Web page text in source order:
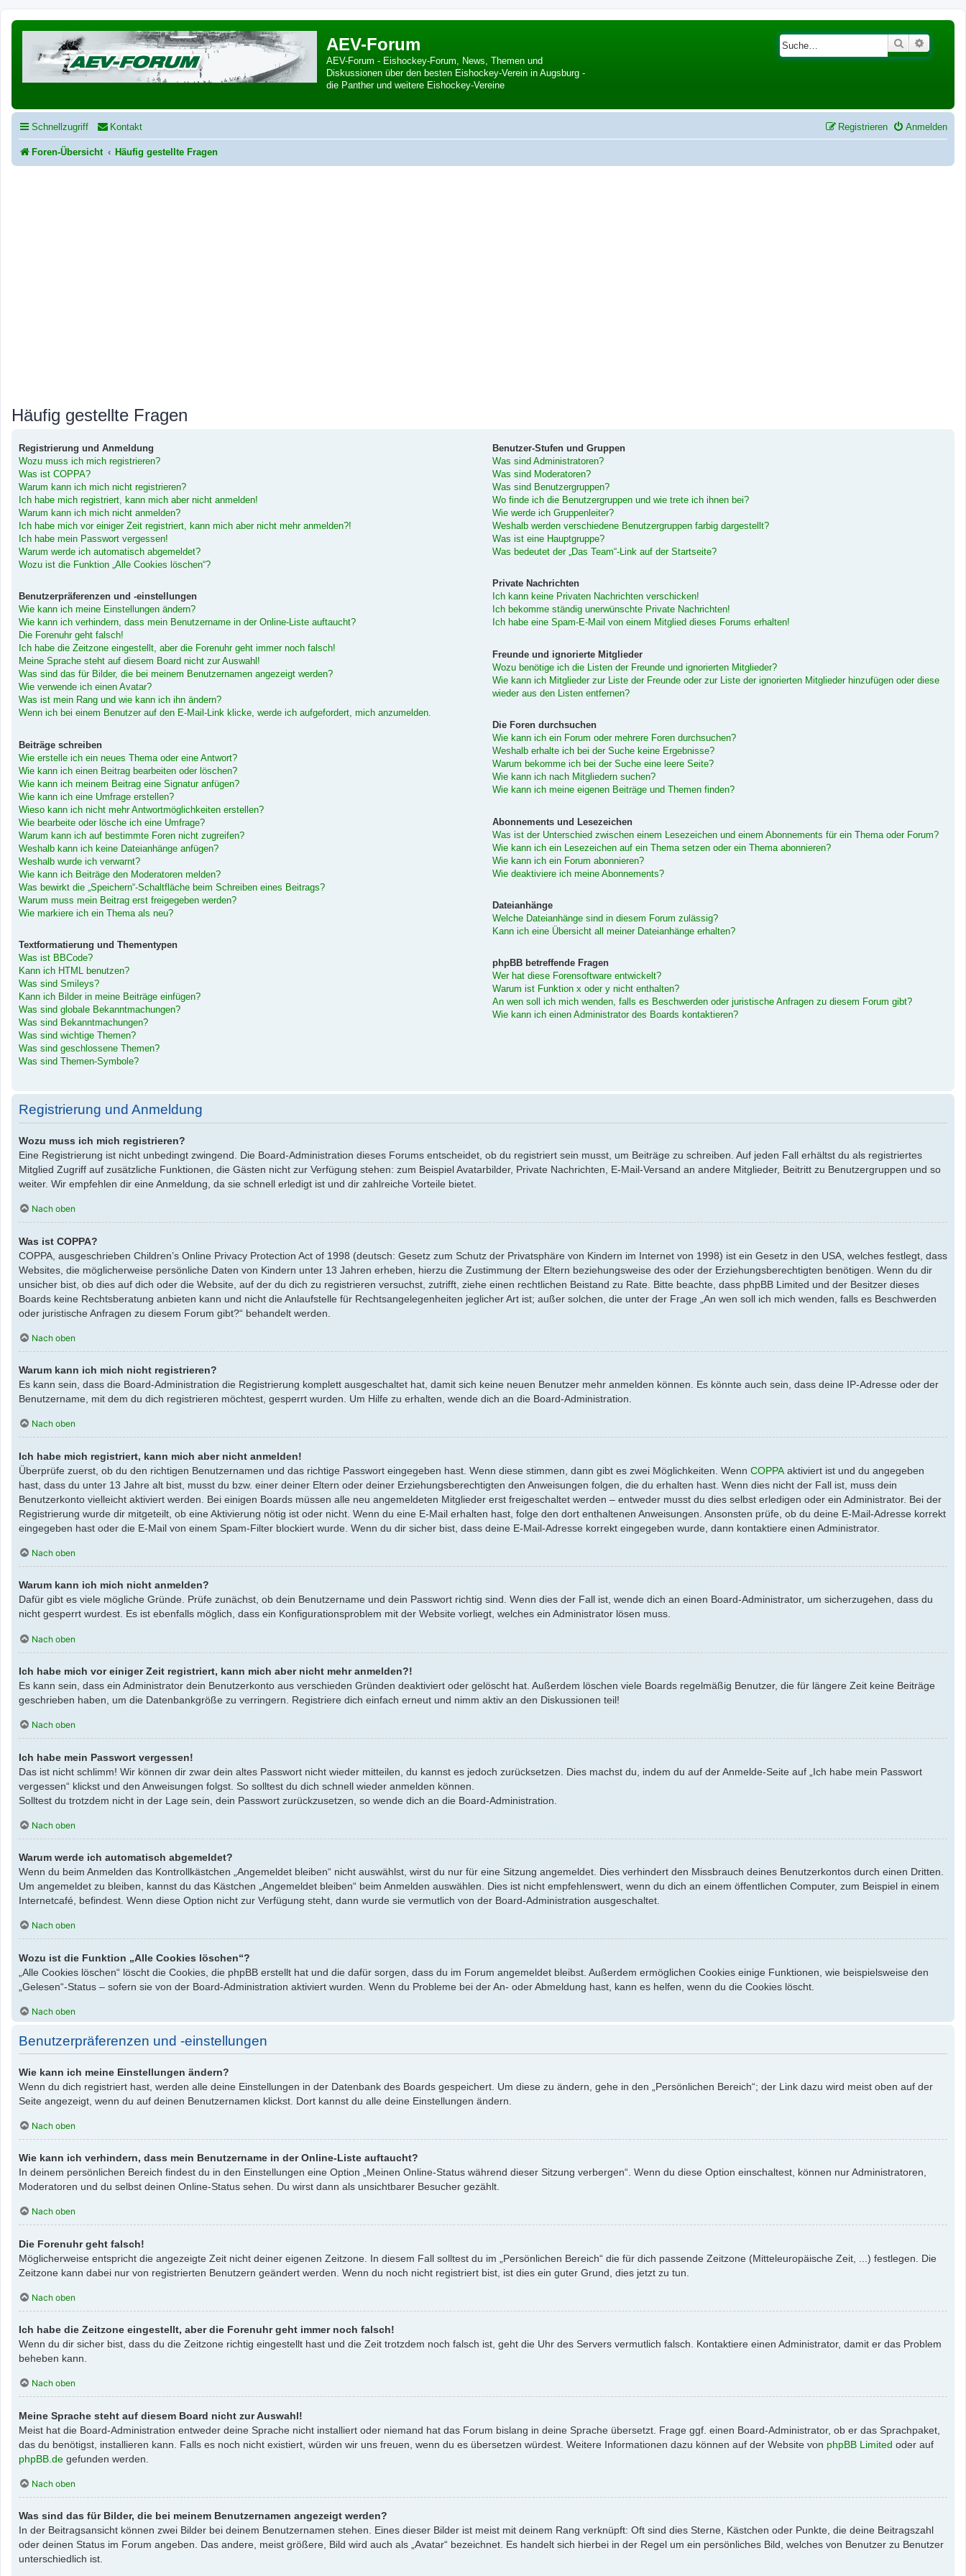
AEV-Forum
AEV-Forum - Eishockey-Forum, News, Themen und
Diskussionen über den besten Eishockey-Verein in Augsburg -
die Panther und weitere Eishockey-Vereine
Suche
Schnellzugriff Kontakt Anmelden
Registrieren
Foren-Übersicht Häufig gestellte Fragen
Häufig gestellte Fragen
Registrierung und Anmeldung
Wozu muss ich mich registrieren?
Was ist COPPA?
Warum kann ich mich nicht registrieren?
Ich habe mich registriert, kann mich aber nicht anmelden!
Warum kann ich mich nicht anmelden?
Ich habe mich vor einiger Zeit registriert, kann mich aber nicht mehr anmelden?!
Ich habe mein Passwort vergessen!
Warum werde ich automatisch abgemeldet?
Wozu ist die Funktion „Alle Cookies löschen“?
Benutzerpräferenzen und -einstellungen
Wie kann ich meine Einstellungen ändern?
Wie kann ich verhindern, dass mein Benutzername in der Online-Liste auftaucht?
Die Forenuhr geht falsch!
Ich habe die Zeitzone eingestellt, aber die Forenuhr geht immer noch falsch!
Meine Sprache steht auf diesem Board nicht zur Auswahl!
Was sind das für Bilder, die bei meinem Benutzernamen angezeigt werden?
Wie verwende ich einen Avatar?
Was ist mein Rang und wie kann ich ihn ändern?
Wenn ich bei einem Benutzer auf den E-Mail-Link klicke, werde ich aufgefordert, mich anzumelden.
Beiträge schreiben
Wie erstelle ich ein neues Thema oder eine Antwort?
Wie kann ich einen Beitrag bearbeiten oder löschen?
Wie kann ich meinem Beitrag eine Signatur anfügen?
Wie kann ich eine Umfrage erstellen?
Wieso kann ich nicht mehr Antwortmöglichkeiten erstellen?
Wie bearbeite oder lösche ich eine Umfrage?
Warum kann ich auf bestimmte Foren nicht zugreifen?
Weshalb kann ich keine Dateianhänge anfügen?
Weshalb wurde ich verwarnt?
Wie kann ich Beiträge den Moderatoren melden?
Was bewirkt die „Speichern“-Schaltfläche beim Schreiben eines Beitrags?
Warum muss mein Beitrag erst freigegeben werden?
Wie markiere ich ein Thema als neu?
Textformatierung und Thementypen
Was ist BBCode?
Kann ich HTML benutzen?
Was sind Smileys?
Kann ich Bilder in meine Beiträge einfügen?
Was sind globale Bekanntmachungen?
Was sind Bekanntmachungen?
Was sind wichtige Themen?
Was sind geschlossene Themen?
Was sind Themen-Symbole?
Benutzer-Stufen und Gruppen
Was sind Administratoren?
Was sind Moderatoren?
Was sind Benutzergruppen?
Wo finde ich die Benutzergruppen und wie trete ich ihnen bei?
Wie werde ich Gruppenleiter?
Weshalb werden verschiedene Benutzergruppen farbig dargestellt?
Was ist eine Hauptgruppe?
Was bedeutet der „Das Team“-Link auf der Startseite?
Private Nachrichten
Ich kann keine Privaten Nachrichten verschicken!
Ich bekomme ständig unerwünschte Private Nachrichten!
Ich habe eine Spam-E-Mail von einem Mitglied dieses Forums erhalten!
Freunde und ignorierte Mitglieder
Wozu benötige ich die Listen der Freunde und ignorierten Mitglieder?
Wie kann ich Mitglieder zur Liste der Freunde oder zur Liste der ignorierten Mitglieder hinzufügen oder diese
wieder aus den Listen entfernen?
Die Foren durchsuchen
Wie kann ich ein Forum oder mehrere Foren durchsuchen?
Weshalb erhalte ich bei der Suche keine Ergebnisse?
Warum bekomme ich bei der Suche eine leere Seite?
Wie kann ich nach Mitgliedern suchen?
Wie kann ich meine eigenen Beiträge und Themen finden?
Abonnements und Lesezeichen
Was ist der Unterschied zwischen einem Lesezeichen und einem Abonnements für ein Thema oder Forum?
Wie kann ich ein Lesezeichen auf ein Thema setzen oder ein Thema abonnieren?
Wie kann ich ein Forum abonnieren?
Wie deaktiviere ich meine Abonnements?
Dateianhänge
Welche Dateianhänge sind in diesem Forum zulässig?
Kann ich eine Übersicht all meiner Dateianhänge erhalten?
phpBB betreffende Fragen
Wer hat diese Forensoftware entwickelt?
Warum ist Funktion x oder y nicht enthalten?
An wen soll ich mich wenden, falls es Beschwerden oder juristische Anfragen zu diesem Forum gibt?
Wie kann ich einen Administrator des Boards kontaktieren?
Registrierung und Anmeldung
Wozu muss ich mich registrieren?
Eine Registrierung ist nicht unbedingt zwingend. Die Board-Administration dieses Forums entscheidet, ob du registriert sein musst, um Beiträge zu schreiben. Auf jeden Fall erhältst du als registriertes
Mitglied Zugriff auf zusätzliche Funktionen, die Gästen nicht zur Verfügung stehen: zum Beispiel Avatarbilder, Private Nachrichten, E-Mail-Versand an andere Mitglieder, Beitritt zu Benutzergruppen und so
weiter. Wir empfehlen dir eine Anmeldung, da sie schnell erledigt ist und dir zahlreiche Vorteile bietet.
Nach oben
Was ist COPPA?
COPPA, ausgeschrieben Children’s Online Privacy Protection Act of 1998 (deutsch: Gesetz zum Schutz der Privatsphäre von Kindern im Internet von 1998) ist ein Gesetz in den USA, welches festlegt, dass
Websites, die möglicherweise persönliche Daten von Kindern unter 13 Jahren erheben, hierzu die Zustimmung der Eltern beziehungsweise des oder der Erziehungsberechtigten benötigen. Wenn du dir
unsicher bist, ob dies auf dich oder die Website, auf der du dich zu registrieren versuchst, zutrifft, ziehe einen rechtlichen Beistand zu Rate. Bitte beachte, dass phpBB Limited und der Besitzer dieses
Boards keine Rechtsberatung anbieten kann und nicht die Anlaufstelle für Rechtsangelegenheiten jeglicher Art ist; außer solchen, die unter der Frage „An wen soll ich mich wenden, falls es Beschwerden
oder juristische Anfragen zu diesem Forum gibt?“ behandelt werden.
Nach oben
Warum kann ich mich nicht registrieren?
Es kann sein, dass die Board-Administration die Registrierung komplett ausgeschaltet hat, damit sich keine neuen Benutzer mehr anmelden können. Es könnte auch sein, dass deine IP-Adresse oder der
Benutzername, mit dem du dich registrieren möchtest, gesperrt wurden. Um Hilfe zu erhalten, wende dich an die Board-Administration.
Nach oben
Ich habe mich registriert, kann mich aber nicht anmelden!
Überprüfe zuerst, ob du den richtigen Benutzernamen und das richtige Passwort eingegeben hast. Wenn diese stimmen, dann gibt es zwei Möglichkeiten. Wenn COPPA aktiviert ist und du angegeben
hast, dass du unter 13 Jahre alt bist, musst du bzw. einer deiner Eltern oder deiner Erziehungsberechtigten den Anweisungen folgen, die du erhalten hast. Wenn dies nicht der Fall ist, muss dein
Benutzerkonto vielleicht aktiviert werden. Bei einigen Boards müssen alle neu angemeldeten Mitglieder erst freigeschaltet werden – entweder musst du dies selbst erledigen oder ein Administrator. Bei der
Registrierung wurde dir mitgeteilt, ob eine Aktivierung nötig ist oder nicht. Wenn du eine E-Mail erhalten hast, folge den dort enthaltenen Anweisungen. Ansonsten prüfe, ob du deine E-Mail-Adresse korrekt
eingegeben hast oder die E-Mail von einem Spam-Filter blockiert wurde. Wenn du dir sicher bist, dass deine E-Mail-Adresse korrekt eingegeben wurde, dann kontaktiere einen Administrator.
Nach oben
Warum kann ich mich nicht anmelden?
Dafür gibt es viele mögliche Gründe. Prüfe zunächst, ob dein Benutzername und dein Passwort richtig sind. Wenn dies der Fall ist, wende dich an einen Board-Administrator, um sicherzugehen, dass du
nicht gesperrt wurdest. Es ist ebenfalls möglich, dass ein Konfigurationsproblem mit der Website vorliegt, welches ein Administrator lösen muss.
Nach oben
Ich habe mich vor einiger Zeit registriert, kann mich aber nicht mehr anmelden?!
Es kann sein, dass ein Administrator dein Benutzerkonto aus verschieden Gründen deaktiviert oder gelöscht hat. Außerdem löschen viele Boards regelmäßig Benutzer, die für längere Zeit keine Beiträge
geschrieben haben, um die Datenbankgröße zu verringern. Registriere dich einfach erneut und nimm aktiv an den Diskussionen teil!
Nach oben
Ich habe mein Passwort vergessen!
Das ist nicht schlimm! Wir können dir zwar dein altes Passwort nicht wieder mitteilen, du kannst es jedoch zurücksetzen. Dies machst du, indem du auf der Anmelde-Seite auf „Ich habe mein Passwort
vergessen“ klickst und den Anweisungen folgst. So solltest du dich schnell wieder anmelden können.
Solltest du trotzdem nicht in der Lage sein, dein Passwort zurückzusetzen, so wende dich an die Board-Administration.
Nach oben
Warum werde ich automatisch abgemeldet?
Wenn du beim Anmelden das Kontrollkästchen „Angemeldet bleiben“ nicht auswählst, wirst du nur für eine Sitzung angemeldet. Dies verhindert den Missbrauch deines Benutzerkontos durch einen Dritten.
Um angemeldet zu bleiben, kannst du das Kästchen „Angemeldet bleiben“ beim Anmelden auswählen. Dies ist nicht empfehlenswert, wenn du dich an einem öffentlichen Computer, zum Beispiel in einem
Internetcafé, befindest. Wenn diese Option nicht zur Verfügung steht, dann wurde sie vermutlich von der Board-Administration ausgeschaltet.
Nach oben
Wozu ist die Funktion „Alle Cookies löschen“?
„Alle Cookies löschen“ löscht die Cookies, die phpBB erstellt hat und die dafür sorgen, dass du im Forum angemeldet bleibst. Außerdem ermöglichen Cookies einige Funktionen, wie beispielsweise den
„Gelesen“-Status – sofern sie von der Board-Administration aktiviert wurden. Wenn du Probleme bei der An- oder Abmeldung hast, kann es helfen, wenn du die Cookies löscht.
Nach oben
Benutzerpräferenzen und -einstellungen
Wie kann ich meine Einstellungen ändern?
Wenn du dich registriert hast, werden alle deine Einstellungen in der Datenbank des Boards gespeichert. Um diese zu ändern, gehe in den „Persönlichen Bereich“; der Link dazu wird meist oben auf der
Seite angezeigt, wenn du auf deinen Benutzernamen klickst. Dort kannst du alle deine Einstellungen ändern.
Nach oben
Wie kann ich verhindern, dass mein Benutzername in der Online-Liste auftaucht?
In deinem persönlichen Bereich findest du in den Einstellungen eine Option „Meinen Online-Status während dieser Sitzung verbergen“. Wenn du diese Option einschaltest, können nur Administratoren,
Moderatoren und du selbst deinen Online-Status sehen. Du wirst dann als unsichtbarer Besucher gezählt.
Nach oben
Die Forenuhr geht falsch!
Möglicherweise entspricht die angezeigte Zeit nicht deiner eigenen Zeitzone. In diesem Fall solltest du im „Persönlichen Bereich“ die für dich passende Zeitzone (Mitteleuropäische Zeit, ...) festlegen. Die
Zeitzone kann dabei nur von registrierten Benutzern geändert werden. Wenn du noch nicht registriert bist, ist dies ein guter Grund, dies jetzt zu tun.
Nach oben
Ich habe die Zeitzone eingestellt, aber die Forenuhr geht immer noch falsch!
Wenn du dir sicher bist, dass du die Zeitzone richtig eingestellt hast und die Zeit trotzdem noch falsch ist, geht die Uhr des Servers vermutlich falsch. Kontaktiere einen Administrator, damit er das Problem
beheben kann.
Nach oben
Meine Sprache steht auf diesem Board nicht zur Auswahl!
Meist hat die Board-Administration entweder deine Sprache nicht installiert oder niemand hat das Forum bislang in deine Sprache übersetzt. Frage ggf. einen Board-Administrator, ob er das Sprachpaket,
das du benötigst, installieren kann. Falls es noch nicht existiert, würden wir uns freuen, wenn du es übersetzen würdest. Weitere Informationen dazu können auf der Website von phpBB Limited oder auf
phpBB.de gefunden werden.
Nach oben
Was sind das für Bilder, die bei meinem Benutzernamen angezeigt werden?
In der Beitragsansicht können zwei Bilder bei deinem Benutzernamen stehen. Eines dieser Bilder ist meist mit deinem Rang verknüpft: Oft sind dies Sterne, Kästchen oder Punkte, die deine Beitragszahl
oder deinen Status im Forum angeben. Das andere, meist größere, Bild wird auch als „Avatar“ bezeichnet. Es handelt sich hierbei in der Regel um ein persönliches Bild, welches von Benutzer zu Benutzer
unterschiedlich ist.